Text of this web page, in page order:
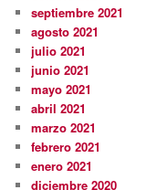
septiembre 2021
agosto 2021
julio 2021
junio 2021
mayo 2021
abril 2021
marzo 2021
febrero 2021
enero 2021
diciembre 2020